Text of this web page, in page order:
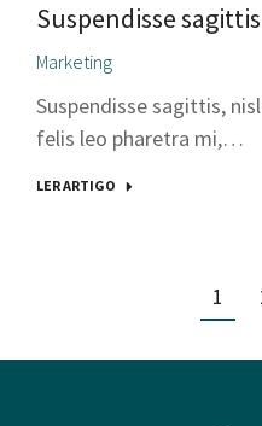
Suspendisse
Marketing
Suspendisse sagittis,
felis leo pharetra mi,…
LER ARTIGO
1